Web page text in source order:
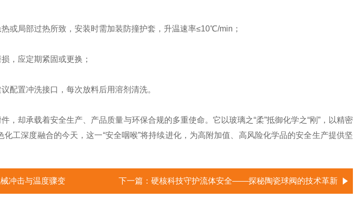
或局部过热所致，安装时需加装防撞护套，升温速率≤10℃/min；
，应定期紧固或更换；
配置冲洗接口，每次放料后用溶剂清洗。
，却承载着安全生产、产品质量与环保合规的多重使命。它以玻璃之“柔”抵御化学之“刚”，以精密
化工深度融合的今天，这一“安全咽喉”将持续进化，为高附加值、高风险化学品的安全生产提供坚
冲击与温度骤变 下一篇： 硬核科技守护流体安全——探秘陶瓷球阀的技术革新